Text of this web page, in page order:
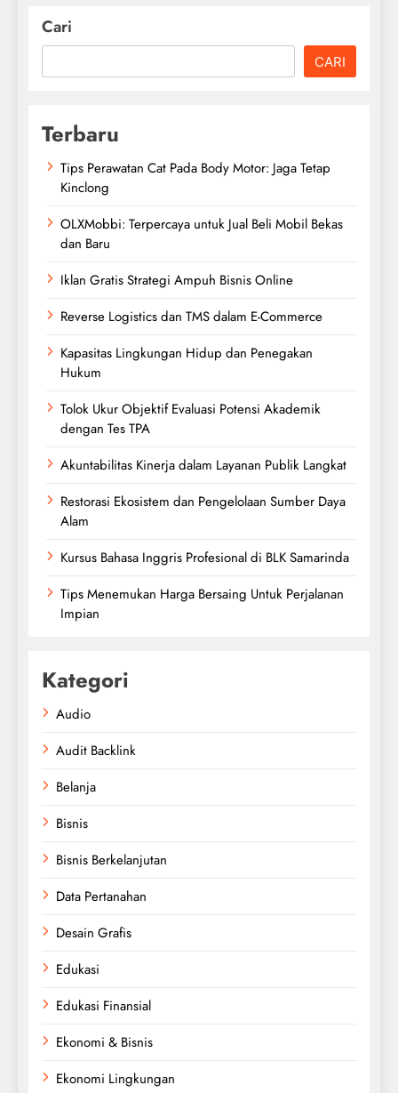
Cari
CARI
Terbaru
Tips Perawatan Cat Pada Body Motor: Jaga Tetap
Kinclong
OLXMobbi: Terpercaya untuk Jual Beli Mobil Bekas
dan Baru
Iklan Gratis Strategi Ampuh Bisnis Online
Reverse Logistics dan TMS dalam E-Commerce
Kapasitas Lingkungan Hidup dan Penegakan
Hukum
Tolok Ukur Objektif Evaluasi Potensi Akademik
dengan Tes TPA
Akuntabilitas Kinerja dalam Layanan Publik Langkat
Restorasi Ekosistem dan Pengelolaan Sumber Daya
Alam
Kursus Bahasa Inggris Profesional di BLK Samarinda
Tips Menemukan Harga Bersaing Untuk Perjalanan
Impian
Kategori
Audio
Audit Backlink
Belanja
Bisnis
Bisnis Berkelanjutan
Data Pertanahan
Desain Grafis
Edukasi
Edukasi Finansial
Ekonomi & Bisnis
Ekonomi Lingkungan